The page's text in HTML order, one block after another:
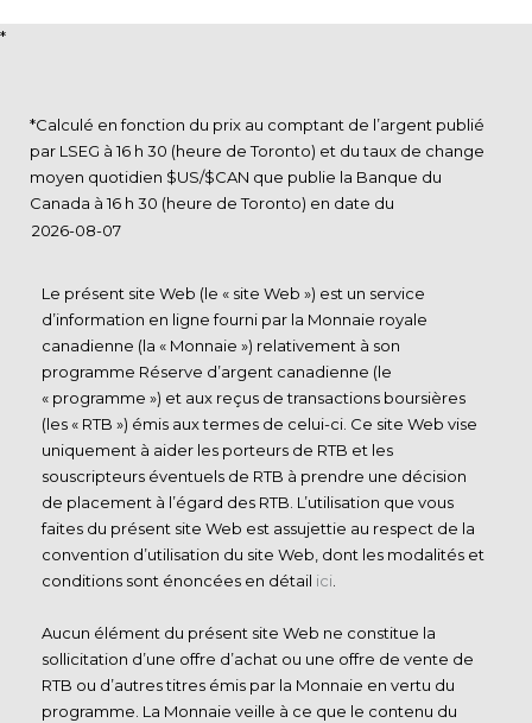
*
*Calculé en fonction du prix au comptant de l’argent publié
par LSEG à 16 h 30 (heure de Toronto) et du taux de change
moyen quotidien $US/$CAN que publie la Banque du
Canada à 16 h 30 (heure de Toronto) en date du
Le présent site Web (le « site Web ») est un service
d’information en ligne fourni par la Monnaie royale
canadienne (la « Monnaie ») relativement à son
programme Réserve d’argent canadienne (le
« programme ») et aux reçus de transactions boursières
(les « RTB ») émis aux termes de celui-ci. Ce site Web vise
uniquement à aider les porteurs de RTB et les
souscripteurs éventuels de RTB à prendre une décision
de placement à l’égard des RTB. L’utilisation que vous
faites du présent site Web est assujettie au respect de la
convention d’utilisation du site Web, dont les modalités et
conditions sont énoncées en détail ici
Aucun élément du présent site Web ne constitue la
sollicitation d’une offre d’achat ou une offre de vente de
RTB ou d’autres titres émis par la Monnaie en vertu du
programme. La Monnaie veille à ce que le contenu du